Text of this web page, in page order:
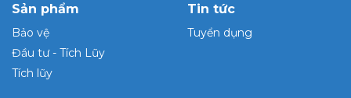
Sản phẩm
Bảo vệ
Đầu tư - Tích Lũy
Tích lũy
Tin tức
Tuyển dụng